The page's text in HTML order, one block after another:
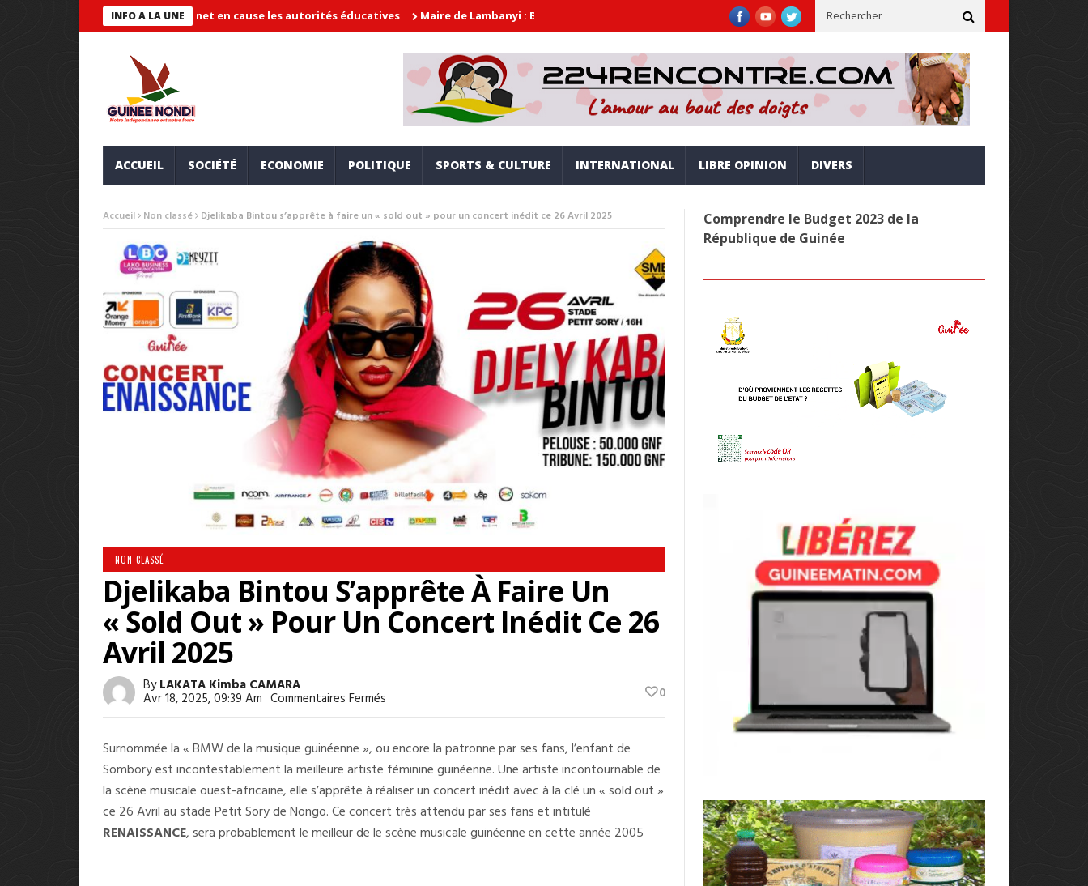
INFO A LA UNE
« systémique » et met en cause les autorités éducatives Maire de Lambanyi : Baba Alimou Barry promet une gouvernance moderne, inclusive et alignée sur la vision Simandou 2040
ACCUEIL SOCIÉTÉ ECONOMIE POLITIQUE SPORTS & CULTURE INTERNATIONAL LIBRE OPINION DIVERS
Accueil Non classé Djelikaba Bintou s’apprête à faire un « sold out » pour un concert inédit ce 26 Avril 2025
NON CLASSÉ
Djelikaba Bintou S’apprête À Faire Un
« Sold Out » Pour Un Concert Inédit Ce 26
Avril 2025
ByLAKATA Kimba CAMARA
Avr 18, 2025, 09:39 Am Commentaires Fermés
Bintou
À
Faire
Un
« Sold
Out »
Pour
Un
Concert
0
Surnommée la « BMW de la musique guinéenne », ou encore la patronne par ses fans, l’enfant de
Sombory est incontestablement la meilleure artiste féminine guinéenne. Une artiste incontournable de
la scène musicale ouest-africaine, elle s’apprête à réaliser un concert inédit avec à la clé un « sold out »
ce 26 Avril au stade Petit Sory de Nongo. Ce concert très attendu par ses fans et intitulé
RENAISSANCE, sera probablement le meilleur de le scène musicale guinéenne en cette année 2005
Comprendre le Budget 2023 de la
République de Guinée